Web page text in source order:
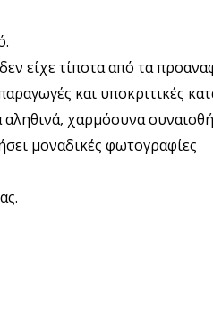
είχε τίποτα από τα
και υποκριτικές
αληθινά, χαρμόσυνα
μοναδικές φωτογραφίες